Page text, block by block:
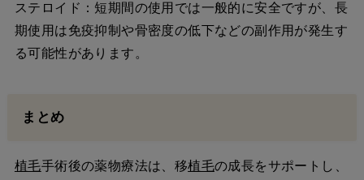
ステロイド：短期間の使用では一般的に安全ですが、長
期使用は免疫抑制や骨密度の低下などの副作用が発生す
る可能性があります。
まとめ
植毛手術後の薬物療法は、移植毛の成長をサポートし、